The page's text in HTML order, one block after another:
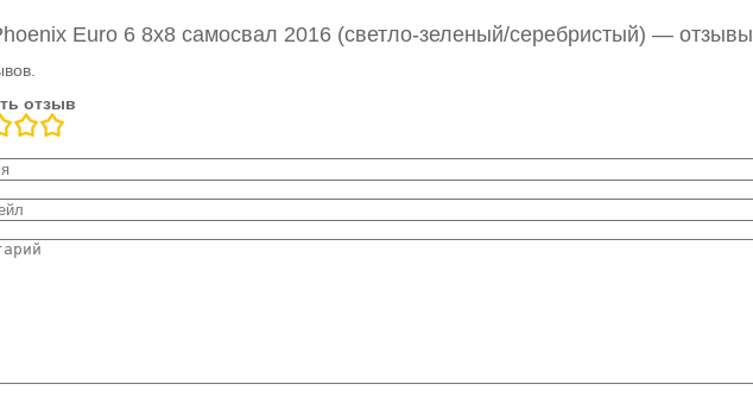
Euro 6 8x8 самосвал 2016 (светло-зеленый/серебристый) — отзывы
отзыв